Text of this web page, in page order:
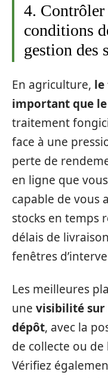
4. Contrôler
conditions
gestion des
En agriculture, le
important que
traitement
face à une
perte de
en ligne que
capable de vous
stocks en temps
délais de
fenêtres
Les meilleures
une visibilité sur
dépôt, avec la
de collecte ou de
Vérifiez